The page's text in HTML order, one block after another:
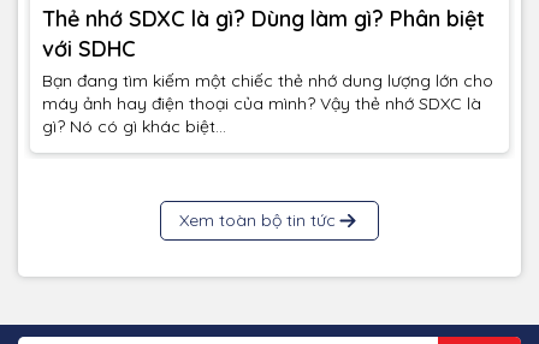
Thẻ nhớ SDXC là gì? Dùng làm gì? Phân biệt
với SDHC
Bạn đang tìm kiếm một chiếc thẻ nhớ dung lượng lớn cho
máy ảnh hay điện thoại của mình? Vậy thẻ nhớ SDXC là
gì? Nó có gì khác biệt...
Xem toàn bộ tin tức